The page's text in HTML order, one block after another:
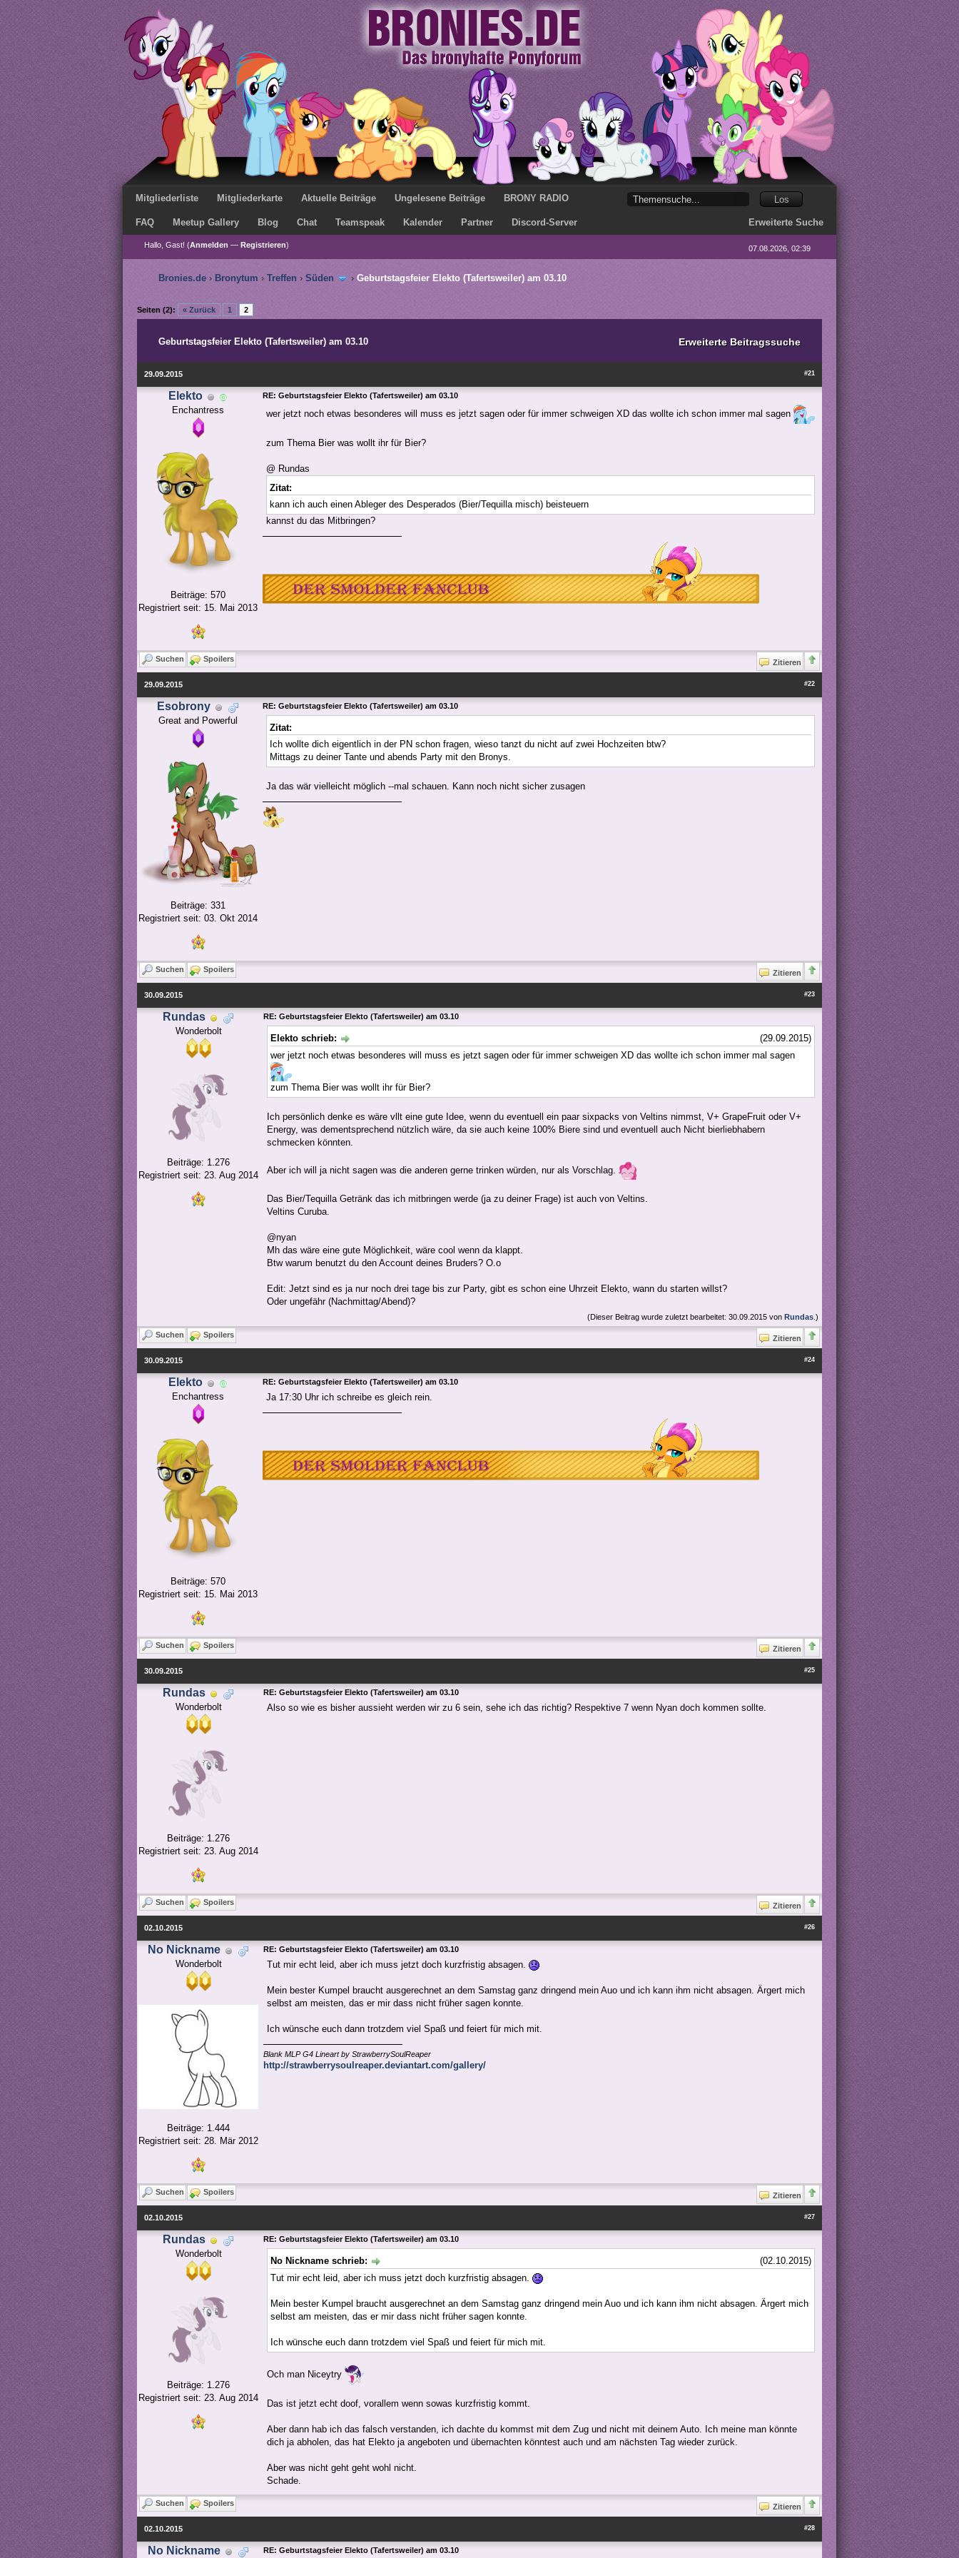
Mitgliederliste Mitgliederkarte Aktuelle Beiträge Ungelesene Beiträge BRONY RADIO
FAQ Meetup Gallery Blog Chat Teamspeak Kalender Partner Discord-Server Erweiterte Suche
Hallo, Gast! (Anmelden — Registrieren) 07.08.2026, 02:39
Bronies.de › Bronytum › Treffen › Süden › Geburtstagsfeier Elekto (Tafertsweiler) am 03.10
Seiten (2): « Zurück 1 2
Erweiterte Beitragssuche
Geburtstagsfeier Elekto (Tafertsweiler) am 03.10
#21
29.09.2015
Elekto
Enchantress
Beiträge: 570
Registriert seit: 15. Mai 2013
RE: Geburtstagsfeier Elekto (Tafertsweiler) am 03.10
wer jetzt noch etwas besonderes will muss es jetzt sagen oder für immer schweigen XD das wollte ich schon immer mal sagen
zum Thema Bier was wollt ihr für Bier?
@ Rundas
Zitat:
kann ich auch einen Ableger des Desperados (Bier/Tequilla misch) beisteuern
kannst du das Mitbringen?
Suchen Spoilers Zitieren
#22
29.09.2015
Esobrony
Great and Powerful
Beiträge: 331
Registriert seit: 03. Okt 2014
RE: Geburtstagsfeier Elekto (Tafertsweiler) am 03.10
Zitat:
Ich wollte dich eigentlich in der PN schon fragen, wieso tanzt du nicht auf zwei Hochzeiten btw?
Mittags zu deiner Tante und abends Party mit den Bronys.
Ja das wär vielleicht möglich --mal schauen. Kann noch nicht sicher zusagen
Suchen Spoilers Zitieren
#23
30.09.2015
Rundas
Wonderbolt
Beiträge: 1.276
Registriert seit: 23. Aug 2014
RE: Geburtstagsfeier Elekto (Tafertsweiler) am 03.10
(29.09.2015)
Elekto schrieb:
wer jetzt noch etwas besonderes will muss es jetzt sagen oder für immer schweigen XD das wollte ich schon immer mal sagen
zum Thema Bier was wollt ihr für Bier?
Ich persönlich denke es wäre vllt eine gute Idee, wenn du eventuell ein paar sixpacks von Veltins nimmst, V+ GrapeFruit oder V+
Energy, was dementsprechend nützlich wäre, da sie auch keine 100% Biere sind und eventuell auch Nicht bierliebhabern
schmecken könnten.
Aber ich will ja nicht sagen was die anderen gerne trinken würden, nur als Vorschlag.
Das Bier/Tequilla Getränk das ich mitbringen werde (ja zu deiner Frage) ist auch von Veltins.
Veltins Curuba.
@nyan
Mh das wäre eine gute Möglichkeit, wäre cool wenn da klappt.
Btw warum benutzt du den Account deines Bruders? O.o
Edit: Jetzt sind es ja nur noch drei tage bis zur Party, gibt es schon eine Uhrzeit Elekto, wann du starten willst?
Oder ungefähr (Nachmittag/Abend)?
(Dieser Beitrag wurde zuletzt bearbeitet: 30.09.2015 von Rundas .)
Suchen Spoilers Zitieren
#24
30.09.2015
Elekto
Enchantress
Beiträge: 570
Registriert seit: 15. Mai 2013
RE: Geburtstagsfeier Elekto (Tafertsweiler) am 03.10
Ja 17:30 Uhr ich schreibe es gleich rein.
Suchen Spoilers Zitieren
#25
30.09.2015
Rundas
Wonderbolt
Beiträge: 1.276
Registriert seit: 23. Aug 2014
RE: Geburtstagsfeier Elekto (Tafertsweiler) am 03.10
Also so wie es bisher aussieht werden wir zu 6 sein, sehe ich das richtig? Respektive 7 wenn Nyan doch kommen sollte.
Suchen Spoilers Zitieren
#26
02.10.2015
No Nickname
Wonderbolt
Beiträge: 1.444
Registriert seit: 28. Mär 2012
RE: Geburtstagsfeier Elekto (Tafertsweiler) am 03.10
Tut mir echt leid, aber ich muss jetzt doch kurzfristig absagen.
Mein bester Kumpel braucht ausgerechnet an dem Samstag ganz dringend mein Auo und ich kann ihm nicht absagen. Ärgert mich
selbst am meisten, das er mir dass nicht früher sagen konnte.
Ich wünsche euch dann trotzdem viel Spaß und feiert für mich mit.
Blank MLP G4 Lineart by StrawberrySoulReaper
http://strawberrysoulreaper.deviantart.com/gallery/
Suchen Spoilers Zitieren
#27
02.10.2015
Rundas
Wonderbolt
Beiträge: 1.276
Registriert seit: 23. Aug 2014
RE: Geburtstagsfeier Elekto (Tafertsweiler) am 03.10
(02.10.2015)
No Nickname schrieb:
Tut mir echt leid, aber ich muss jetzt doch kurzfristig absagen.
Mein bester Kumpel braucht ausgerechnet an dem Samstag ganz dringend mein Auo und ich kann ihm nicht absagen. Ärgert mich
selbst am meisten, das er mir dass nicht früher sagen konnte.
Ich wünsche euch dann trotzdem viel Spaß und feiert für mich mit.
Och man Niceytry
Das ist jetzt echt doof, vorallem wenn sowas kurzfristig kommt.
Aber dann hab ich das falsch verstanden, ich dachte du kommst mit dem Zug und nicht mit deinem Auto. Ich meine man könnte
dich ja abholen, das hat Elekto ja angeboten und übernachten könntest auch und am nächsten Tag wieder zurück.
Aber was nicht geht geht wohl nicht.
Schade.
Suchen Spoilers Zitieren
#28
02.10.2015
No Nickname RE: Geburtstagsfeier Elekto (Tafertsweiler) am 03.10